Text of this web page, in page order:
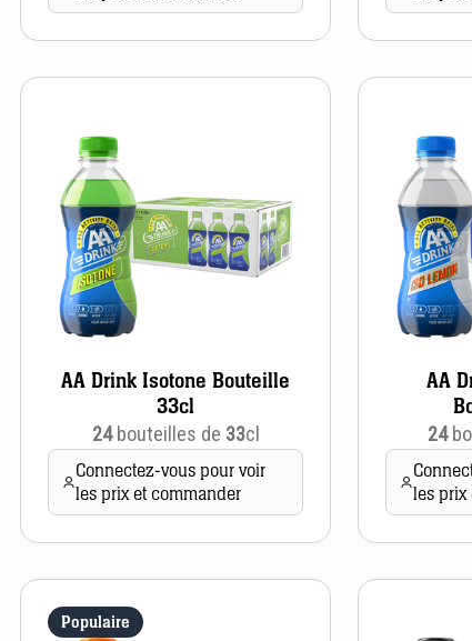
AA Drink Isotone Bouteille
33cl
24bouteilles de 33cl
Connectez-vous pour voir
les prix et commander
AA
24
les prix
Populaire